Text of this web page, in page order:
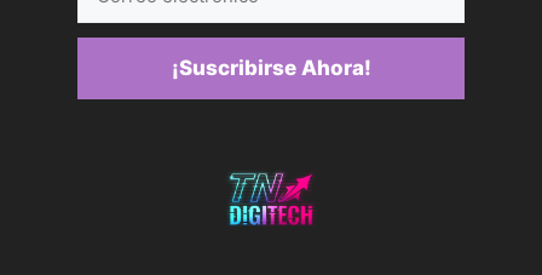
electrónico
¡Suscribirse Ahora!